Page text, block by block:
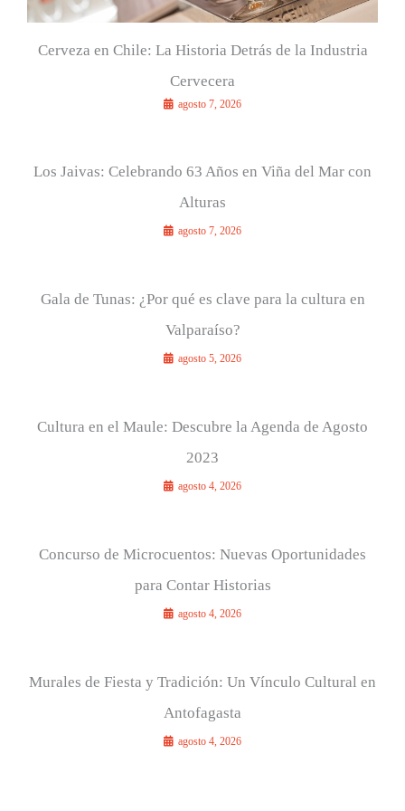
Cerveza en Chile: La Historia Detrás de la Industria
Cervecera
agosto 7, 2026
Los Jaivas: Celebrando 63 Años en Viña del Mar con
Alturas
agosto 7, 2026
Gala de Tunas: ¿Por qué es clave para la cultura en
Valparaíso?
agosto 5, 2026
Cultura en el Maule: Descubre la Agenda de Agosto
2023
agosto 4, 2026
Concurso de Microcuentos: Nuevas Oportunidades
para Contar Historias
agosto 4, 2026
Murales de Fiesta y Tradición: Un Vínculo Cultural en
Antofagasta
agosto 4, 2026